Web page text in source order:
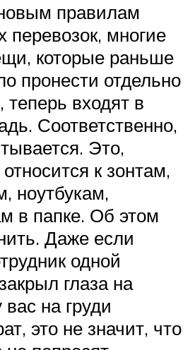
правилам
перевозок, многие
которые раньше
пронести отдельно
теперь входят в
Соответственно,
Это,
к зонтам,
ноутбукам,
в папке. Об этом
Даже если
одной
глаза на
на груди
это не значит, что